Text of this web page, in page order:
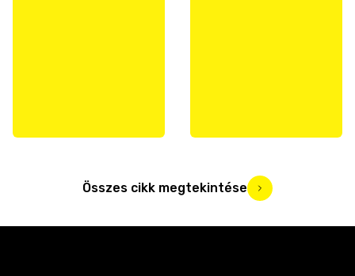
Összes cikk megtekintése